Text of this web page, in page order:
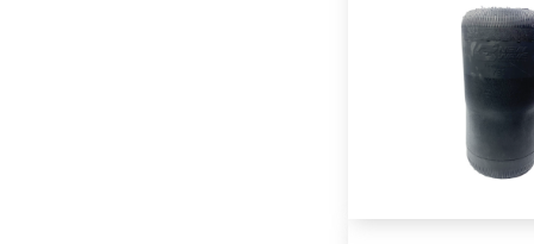
- Đi xe thoải mái và ổn
- Tuổi thọ cao và lâu
- Tiêu chuẩn OE IATF
ISO 9001:2015